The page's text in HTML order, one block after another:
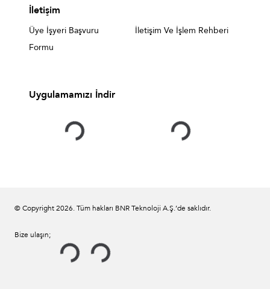
İletişim
Üye İşyeri Başvuru
Formu
İletişim Ve İşlem Rehberi
Uygulamamızı İndir
© Copyright2026. Tüm hakları BNR Teknoloji A.Ş.’de saklıdır.
Bize ulaşın;